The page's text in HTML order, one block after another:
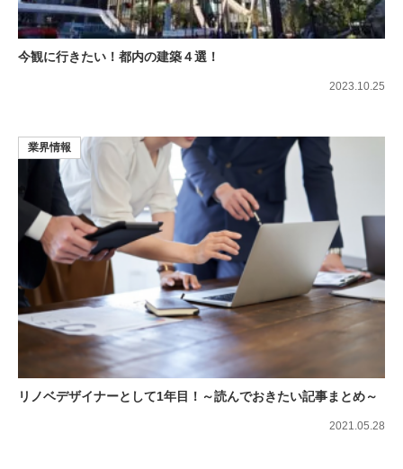
今観に行きたい！都内の建築４選！
2023.10.25
リノベデザイナーとして1年目！～読んでおきたい記事まとめ～
業界情報
2021.05.28